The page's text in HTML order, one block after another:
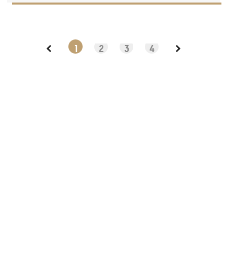
1 2 3 4